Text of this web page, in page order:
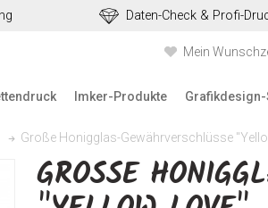
Daten-Check & Profi-
Mein
Imker-Produkte
Große Honigglas-Gewährverschlüsse
GROSSE